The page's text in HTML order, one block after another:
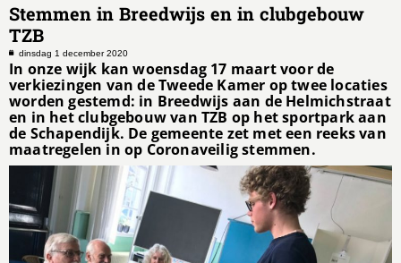
Stemmen in Breedwijs en in clubgebouw
TZB
dinsdag 1 december 2020
In onze wijk kan woensdag 17 maart voor de
verkiezingen van de Tweede Kamer op twee locaties
worden gestemd: in Breedwijs aan de Helmichstraat
en in het clubgebouw van TZB op het sportpark aan
de Schapendijk. De gemeente zet met een reeks van
maatregelen in op Coronaveilig stemmen.